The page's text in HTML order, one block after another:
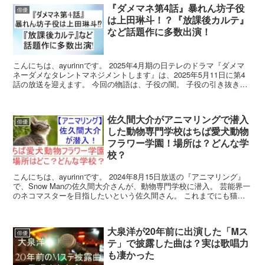
俳優
『ダメマネ第4話』暴れん坊子役
は上田琳斗！？『放課後カルテ』
など話題作に多数出演！
こんにちは、ayurinnです。 2025年4月期の日テレのドラマ『ダメマ
ネーダメなタレントマネジメントします』は、2025年5月11日に第4
話の放送を迎えます。 今回の物語は、子役の闇。 子役の引き抜きを
俳優
佐久間大介がアニマリングで潜入
した動物専門学校はちば愛犬動物
フラワー学園！場所は？どんな学
校？
こんにちは、ayurinnです。 2024年8月15日放送の『アニマリング』
で、Snow Manの佐久間大介さんが、動物専門学校に潜入。 芸能界一
のネコマスターを目指したいという佐久間さん。 これまでにも猫カ
俳優
大泉洋が20年前に出演した「Mス
テ」で披露した曲は？実は歌唱力
も凄かった